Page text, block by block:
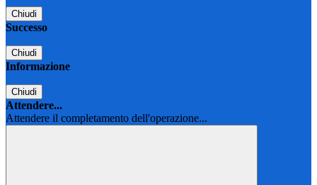
Chiudi
Successo
Chiudi
Informazione
Chiudi
Attendere...
Attendere il completamento dell'operazione...